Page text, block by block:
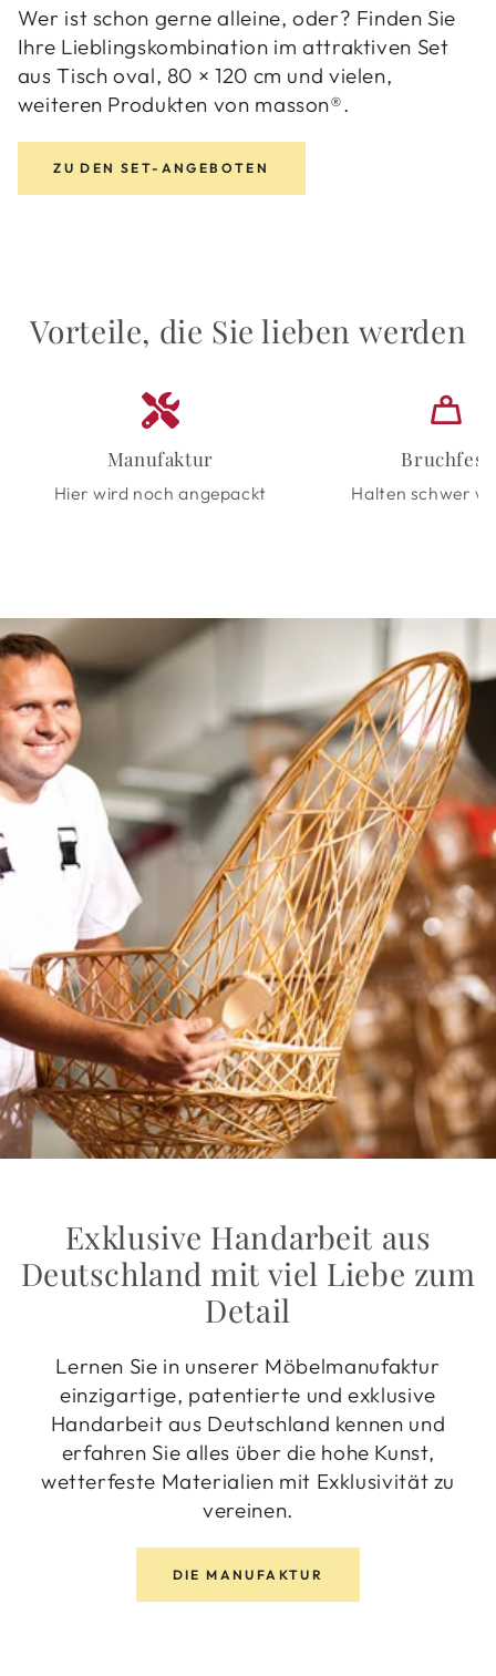
Wer ist schon gerne alleine, oder? Finden Sie
Ihre Lieblingskombination im attraktiven Set
aus Tisch oval, 80 × 120 cm und vielen,
weiteren Produkten von masson®.
ZU DEN SET-ANGEBOTEN
Vorteile, die Sie lieben werden
Manufaktur
Hier wird noch angepackt
Bruchfest
Halten schwer
Exklusive Handarbeit aus
Deutschland mit viel Liebe zum
Detail
Lernen Sie in unserer Möbelmanufaktur
einzigartige, patentierte und exklusive
Handarbeit aus Deutschland kennen und
erfahren Sie alles über die hohe Kunst,
wetterfeste Materialien mit Exklusivität zu
vereinen.
DIE MANUFAKTUR